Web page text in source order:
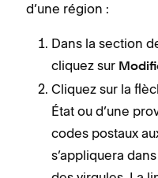
d’une région :
Dans la section
cliquez sur
Cliquez sur la
État ou d’une
codes postaux
s’appliquera